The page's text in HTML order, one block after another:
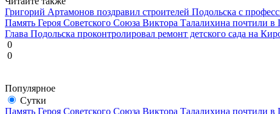
Григорий Артамонов поздравил строителей Подольска с
Память Героя Советского Союза Виктора Талалихина почтили в
Глава Подольска проконтролировал ремонт детского сада на
0
0
Популярное
Сутки
Память Героя Советского Союза Виктора Талалихина почтили в